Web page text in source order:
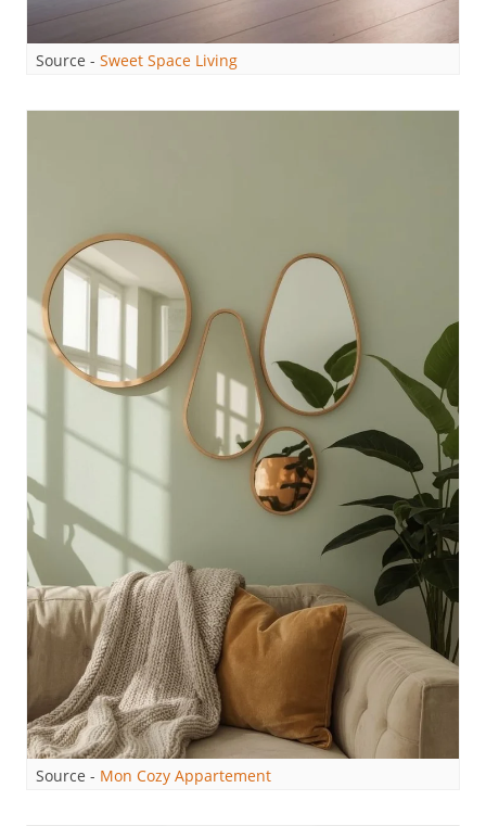
Source - Sweet Space Living
Source - Mon Cozy Appartement